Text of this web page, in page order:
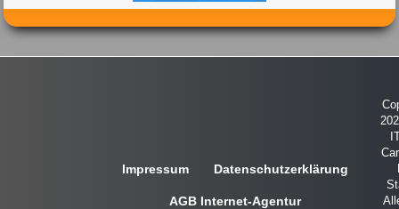
Impressum Datenschutzerklärung
AGB Internet-Agentur